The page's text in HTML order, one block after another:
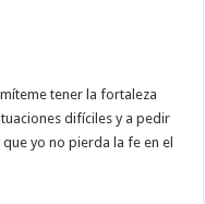
tener la fortaleza
difíciles y a pedir
yo no pierda la fe en el